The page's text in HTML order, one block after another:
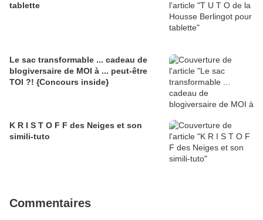
tablette
Le sac transformable ... cadeau de
blogiversaire de MOI à ... peut-être
TOI ?! {Concours inside}
K R I S T O F F des Neiges et son
simili-tuto
Commentaires